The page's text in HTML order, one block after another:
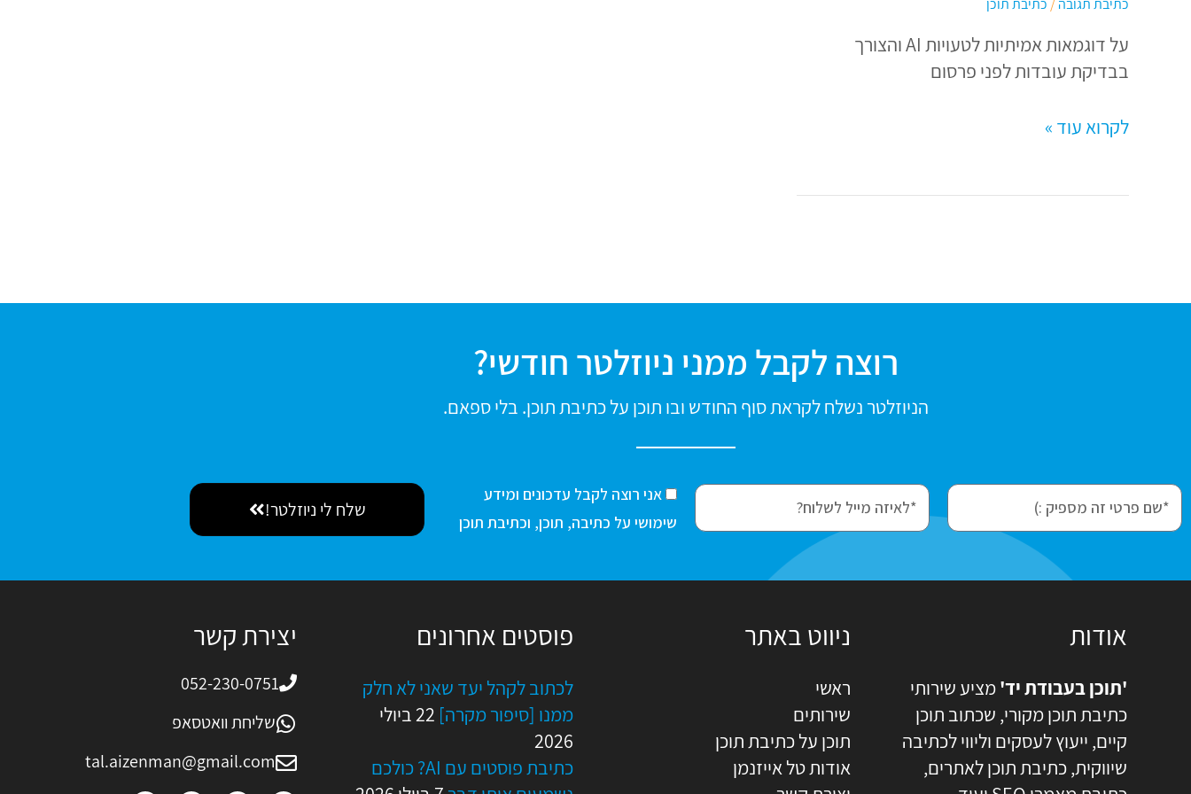
כתיבת תגובה/ כתיבת תוכן
על דוגמאות אמיתיות לטעויות AI והצורך
בבדיקת עובדות לפני פרסום
ואיך
עושים
זה
לקרוא עוד »
רוצה לקבל ממני ניוזלטר חודשי?
הניוזלטר נשלח לקראת סוף החודש ובו תוכן על כתיבת תוכן. בלי ספאם.
f
i
e
m
ה
ס
אני רוצה לקבל עדכונים ומידע
שימושי על כתיבה, תוכן, וכתיבת תוכן
שלח לי ניוזלטר!
אודות
'תוכן בעבודת יד'מציע שירותי
כתיבת תוכן מקורי, שכתוב תוכן
קיים, ייעוץ לעסקים וליווי לכתיבה
שיווקית, כתיבת תוכן לאתרים,
ניווט באתר
ראשי
שירותים
תוכן על כתיבת תוכן
אודות טל אייזנמן
פוסטים אחרונים
לכתוב לקהל יעד שאני לא חלק
ממנו [סיפור מקרה]
22 ביולי
2026
כתיבת פוסטים עם AI? כולכם
יצירת קשר
052-230-0751
שליחת וואטסאפ
tal.aizenman@gmail.com